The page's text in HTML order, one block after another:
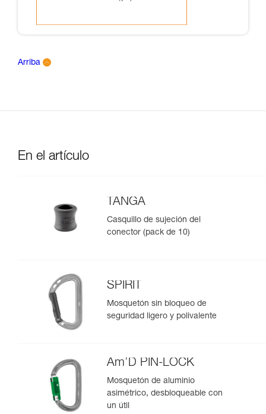
Arriba
En el artículo
TANGA
Casquillo de sujeción del
conector (pack de 10)
SPIRIT
Mosquetón sin bloqueo de
seguridad ligero y polivalente
Am’D PIN-LOCK
Mosquetón de aluminio
asimétrico, desbloqueable con
un útil